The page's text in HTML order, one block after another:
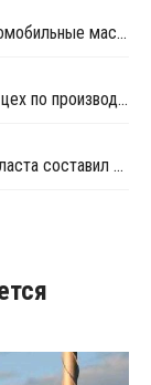
"Газпром нефть" начала перерабатывать автомобильные масла в компонент для возведения дорог
"Интерхим-Групп" построит дополнительный цех по производству пластификаторов
Рост квартальной чистой прибыли Уралхимпласта составил 21%